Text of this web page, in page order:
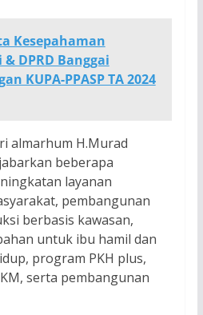
Kesepahaman
DPRD Banggai
KUPA-PPASP TA 2024
almarhum H.Murad
beberapa
layanan
pembangunan
berbasis kawasan,
untuk ibu hamil dan
program PKH plus,
serta pembangunan